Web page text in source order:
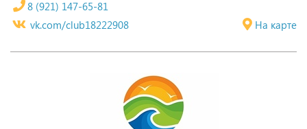
На карте
8 (921) 147-65-81
vk.com/club18222908